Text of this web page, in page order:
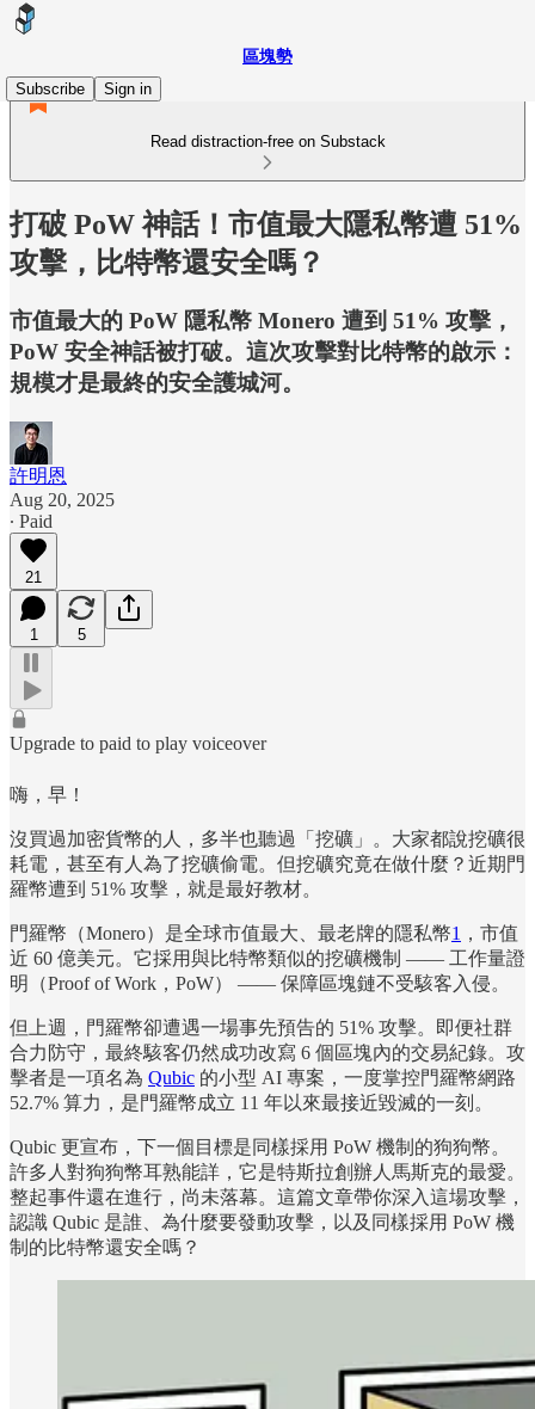
區塊勢
Subscribe
Sign in
Read distraction-free on Substack
打破 PoW 神話！市值最大隱私幣遭 51%
攻擊，比特幣還安全嗎？
市值最大的 PoW 隱私幣 Monero 遭到 51% 攻擊，
PoW 安全神話被打破。這次攻擊對比特幣的啟示：
規模才是最終的安全護城河。
許明恩
Aug 20, 2025
∙ Paid
21
1 5
Upgrade to paid to play voiceover
嗨，早！
沒買過加密貨幣的人，多半也聽過「挖礦」。大家都說挖礦很
耗電，甚至有人為了挖礦偷電。但挖礦究竟在做什麼？近期門
羅幣遭到 51% 攻擊，就是最好教材。
門羅幣（Monero）是全球市值最大、最老牌的隱私幣1 ，市值
近 60 億美元。它採用與比特幣類似的挖礦機制 —— 工作量證
明（Proof of Work，PoW） —— 保障區塊鏈不受駭客入侵。
但上週，門羅幣卻遭遇一場事先預告的 51% 攻擊。即便社群
合力防守，最終駭客仍然成功改寫 6 個區塊內的交易紀錄。攻
擊者是一項名為 Qubic 的小型 AI 專案，一度掌控門羅幣網路
52.7% 算力，是門羅幣成立 11 年以來最接近毀滅的一刻。
Qubic 更宣布，下一個目標是同樣採用 PoW 機制的狗狗幣。
許多人對狗狗幣耳熟能詳，它是特斯拉創辦人馬斯克的最愛。
整起事件還在進行，尚未落幕。這篇文章帶你深入這場攻擊，
認識 Qubic 是誰、為什麼要發動攻擊，以及同樣採用 PoW 機
制的比特幣還安全嗎？